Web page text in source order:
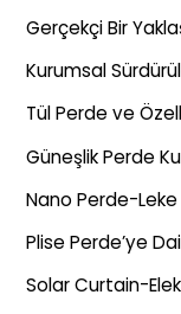
Gerçekçi Bir
Kurumsal
Tül Perde ve
Güneşlik Perde
Nano Perde-Leke
Plise Perde’ye
Solar Curtain-